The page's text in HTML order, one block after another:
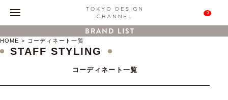
0
BRAND LIST
HOME コーディネート一覧
STAFF STYLING
コーディネート一覧